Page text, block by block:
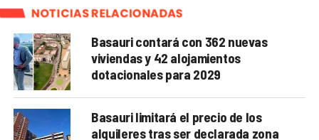
NOTICIAS RELACIONADAS
Basauri contará con 362 nuevas
viviendas y 42 alojamientos
dotacionales para 2029
Basauri limitará el precio de los
alquileres tras ser declarada zona